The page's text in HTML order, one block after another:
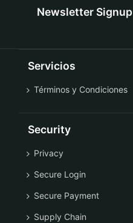
Newsletter Signup
Servicios
Términos y Condiciones
Security
Privacy
Secure Login
Secure Payment
Supply Chain